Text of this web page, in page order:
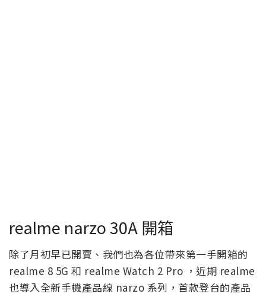
realme narzo 30A 開箱
除了月初早已開賣、我們也為各位帶來第一手開箱的
realme 8 5G 和 realme Watch 2 Pro ，近期 realme
也導入全新手機產品線 narzo 系列，首款登台的產品